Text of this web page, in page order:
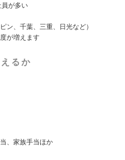
が多い
ン、千葉、三重、日光など）
が増えます
るか
、家族手当ほか